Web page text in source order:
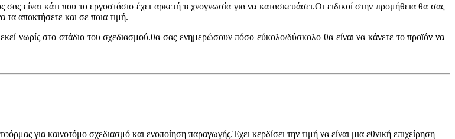
είναι κάτι που το εργοστάσιο έχει αρκετή τεχνογνωσία για να κατασκευάσει.Οι ειδικοί στην προμήθεια θα σας
τα αποκτήσετε και σε ποια τιμή.
νωρίς στο στάδιο του σχεδιασμού.θα σας ενημερώσουν πόσο εύκολο/δύσκολο θα είναι να κάνετε το προϊόν να
για καινοτόμο σχεδιασμό και ενοποίηση παραγωγής.Έχει κερδίσει την τιμή να είναι μια εθνική επιχείρηση